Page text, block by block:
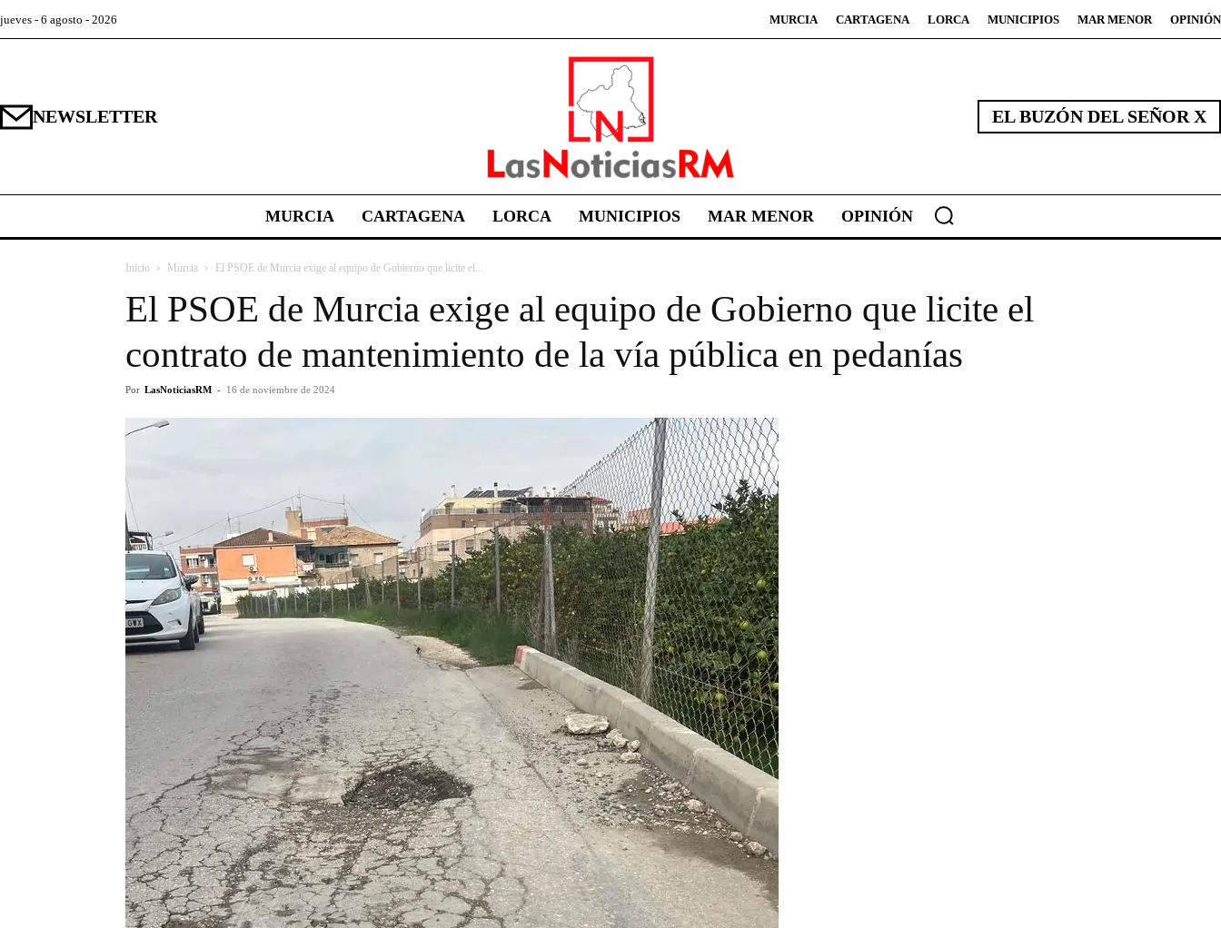
jueves - 6 agosto - 2026 MURCIA CARTAGENA LORCA MUNICIPIOS MAR MENOR OPINIÓN
NEWSLETTER EL BUZÓN DEL SEÑOR X
MURCIA CARTAGENA LORCA MUNICIPIOS MAR MENOR OPINIÓN
Inicio Murcia El PSOE de Murcia exige al equipo de Gobierno que licite el...
El PSOE de Murcia exige al equipo de Gobierno que licite el
contrato de mantenimiento de la vía pública en pedanías
Por LasNoticiasRM - 16 de noviembre de 2024